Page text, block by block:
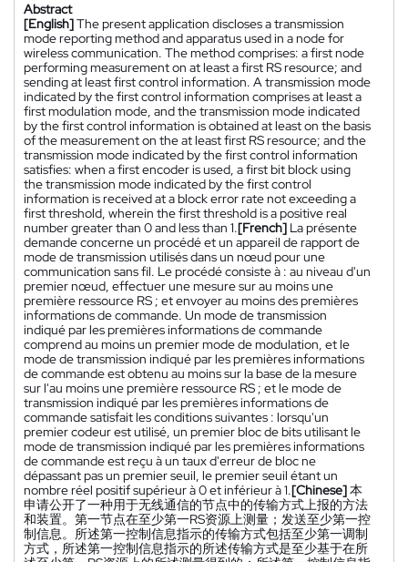
Abstract
[English]The present application discloses a transmission
mode reporting method and apparatus used in a node for
wireless communication. The method comprises: a first node
performing measurement on at least a first RS resource; and
sending at least first control information. A transmission mode
indicated by the first control information comprises at least a
first modulation mode, and the transmission mode indicated
by the first control information is obtained at least on the basis
of the measurement on the at least first RS resource; and the
transmission mode indicated by the first control information
satisfies: when a first encoder is used, a first bit block using
the transmission mode indicated by the first control
information is received at a block error rate not exceeding a
first threshold, wherein the first threshold is a positive real
number greater than 0 and less than 1.[French] La présente
demande concerne un procédé et un appareil de rapport de
mode de transmission utilisés dans un nœud pour une
communication sans fil. Le procédé consiste à : au niveau d'un
premier nœud, effectuer une mesure sur au moins une
première ressource RS ; et envoyer au moins des premières
informations de commande. Un mode de transmission
indiqué par les premières informations de commande
comprend au moins un premier mode de modulation, et le
mode de transmission indiqué par les premières informations
de commande est obtenu au moins sur la base de la mesure
sur l'au moins une première ressource RS ; et le mode de
transmission indiqué par les premières informations de
commande satisfait les conditions suivantes : lorsqu'un
premier codeur est utilisé, un premier bloc de bits utilisant le
mode de transmission indiqué par les premières informations
de commande est reçu à un taux d'erreur de bloc ne
dépassant pas un premier seuil, le premier seuil étant un
nombre réel positif supérieur à 0 et inférieur à 1.[Chinese]本
申请公开了一种用于无线通信的节点中的传输方式上报的方法
和装置。第一节点在至少第一RS资源上测量；发送至少第一控
制信息。所述第一控制信息指示的传输方式包括至少第一调制
方式，所述第一控制信息指示的所述传输方式是至少基于在所